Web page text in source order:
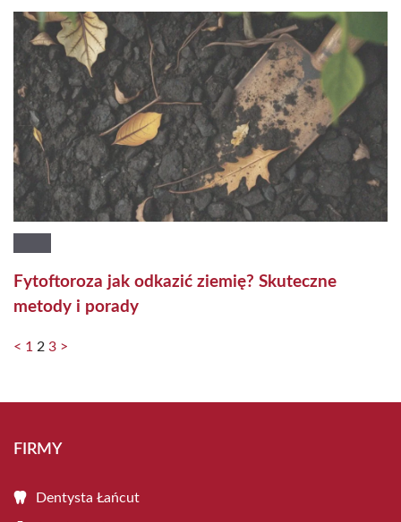
Fytoftoroza jak odkazić ziemię? Skuteczne
metody i porady
< 1 2 3 >
FIRMY
Dentysta Łańcut